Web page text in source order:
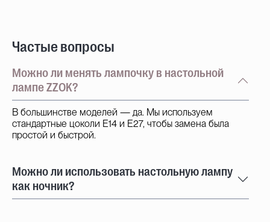
Частые вопросы
Можно ли менять лампочку в настольной
лампе ZZOK?
В большинстве моделей — да. Мы используем
стандартные цоколи E14 и E27, чтобы замена была
простой и быстрой.
Можно ли использовать настольную лампу
как ночник?